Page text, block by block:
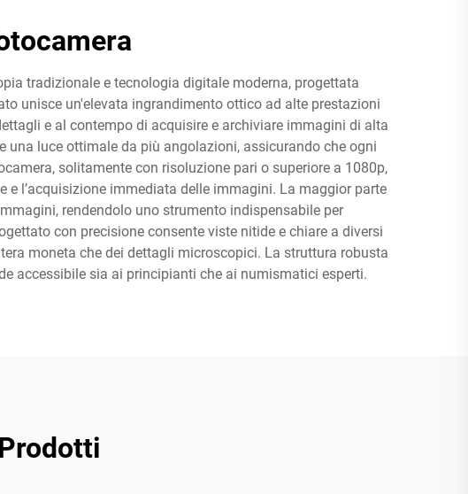
tradizionale e tecnologia digitale moderna, progettata
unisce un'elevata ingrandimento ottico ad alte prestazioni
e al contempo di acquisire e archiviare immagini di alta
luce ottimale da più angolazioni, assicurando che ogni
solitamente con risoluzione pari o superiore a 1080p,
l’acquisizione immediata delle immagini. La maggior parte
rendendolo uno strumento indispensabile per
con precisione consente viste nitide e chiare a diversi
moneta che dei dettagli microscopici. La struttura robusta
accessibile sia ai principianti che ai numismatici esperti.